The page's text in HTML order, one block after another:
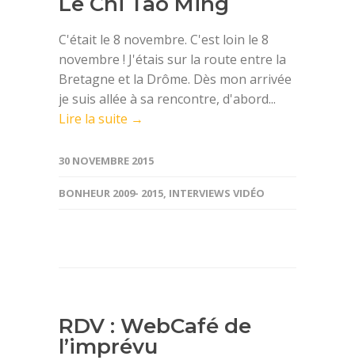
C'était le 8 novembre. C'est loin le 8
novembre ! J'étais sur la route entre la
Bretagne et la Drôme. Dès mon arrivée
je suis allée à sa rencontre, d'abord...
Lire la suite →
30 NOVEMBRE 2015
BONHEUR 2009- 2015, INTERVIEWS VIDÉO
RDV : WebCafé de
l’imprévu